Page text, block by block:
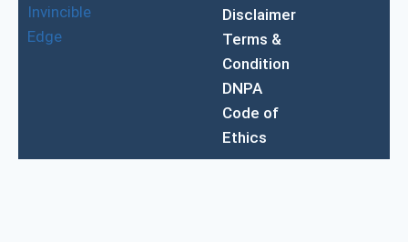
Invincible
Edge
Disclaimer
Terms &
Condition
DNPA
Code of
Ethics